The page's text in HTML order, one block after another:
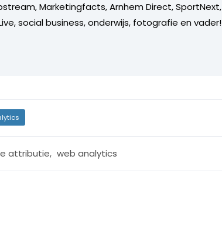
Marketingfacts, Arnhem Direct, SportNext,
social business, onderwijs, fotografie en vader!
attributie, web analytics